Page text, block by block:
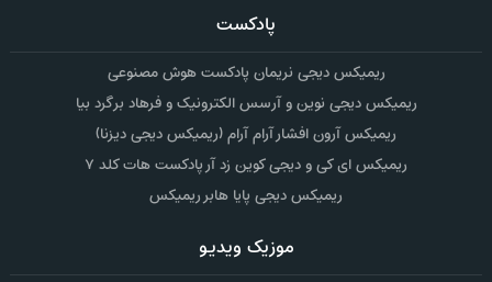
پادکست
ریمیکس دیجی نریمان پادکست هوش مصنوعی
ریمیکس دیجی نوین و آرسس الکترونیک و فرهاد برگرد بیا
ریمیکس آرون افشار آرام آرام (ریمیکس دیجی دیزنا)
ریمیکس ای کی و دیجی کوین زد آر پادکست هات کلد ۷
ریمیکس دیجی پایا هابر ریمیکس
موزیک ویدیو